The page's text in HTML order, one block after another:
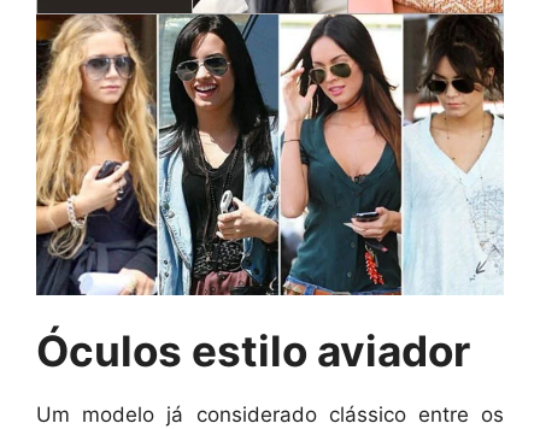
Óculos estilo aviador
Um modelo já considerado clássico entre os